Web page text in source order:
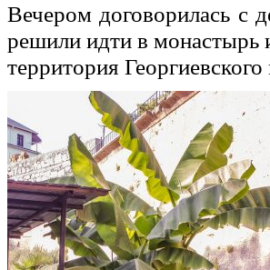
Вечером договорилась с
решили идти в монастырь
территория